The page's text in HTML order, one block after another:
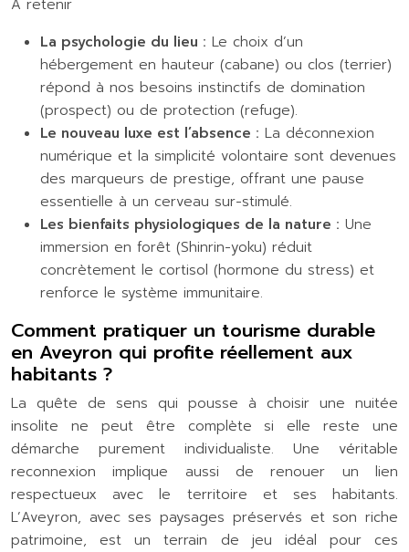
À retenir
La psychologie du lieu : Le choix d’un
hébergement en hauteur (cabane) ou clos (terrier)
répond à nos besoins instinctifs de domination
(prospect) ou de protection (refuge).
Le nouveau luxe est l’absence : La déconnexion
numérique et la simplicité volontaire sont devenues
des marqueurs de prestige, offrant une pause
essentielle à un cerveau sur-stimulé.
Les bienfaits physiologiques de la nature : Une
immersion en forêt (Shinrin-yoku) réduit
concrètement le cortisol (hormone du stress) et
renforce le système immunitaire.
Comment pratiquer un tourisme durable
en Aveyron qui profite réellement aux
habitants ?
La quête de sens qui pousse à choisir une nuitée
insolite ne peut être complète si elle reste une
démarche purement individualiste. Une véritable
reconnexion implique aussi de renouer un lien
respectueux avec le territoire et ses habitants.
L’Aveyron, avec ses paysages préservés et son riche
patrimoine, est un terrain de jeu idéal pour ces